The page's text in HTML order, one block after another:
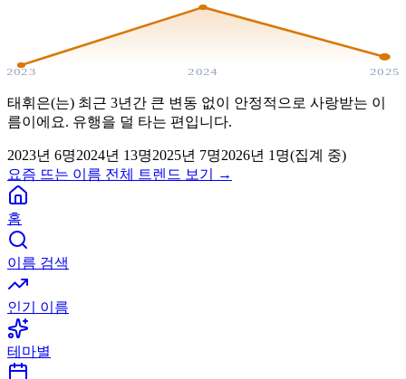
2023 2024 2025
태휘은(는) 최근 3년간 큰 변동 없이 안정적으로 사랑받는 이
름이에요. 유행을 덜 타는 편입니다.
2023년 6명2024년 13명2025년 7명2026년 1 명(집계 중)
요즘 뜨는 이름 전체 트렌드 보기 →
홈
이름 검색
인기 이름
테마별